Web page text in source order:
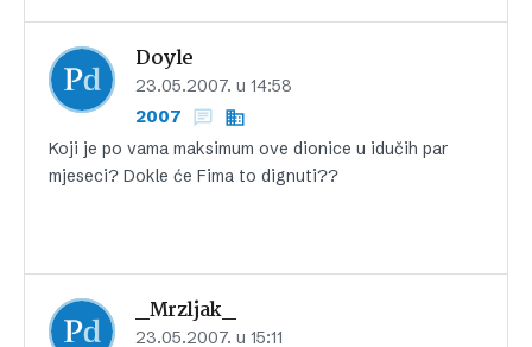
Doyle
23.05.2007. u 14:58
2007
Koji je po vama maksimum ove dionice u idučih par
mjeseci? Dokle će Fima to dignuti??
_Mrzljak_
23.05.2007. u 15:11